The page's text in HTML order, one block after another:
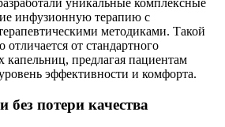
уникальные комплексные
инфузионную терапию с
методиками. Такой
от стандартного
капельниц, предлагая пациентам
эффективности и комфорта.
потери качества